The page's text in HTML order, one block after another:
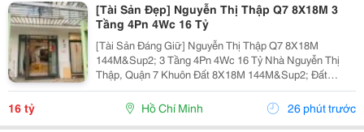
[Tài Sản Đẹp] Nguyễn Thị Thập Q7 8X18M 3
Tầng 4Pn 4Wc 16 Tỷ
[Tài Sản Đáng Giữ] Nguyễn Thị Thập Q7 8X18M
144M&Sup2; 3 Tầng 4Pn 4Wc 16 Tỷ Nhà Nguyễn Thị
Thập, Quận 7 Khuôn Đất 8X18M 144M&Sup2; Đất
Ngang 8M Nhà 3 Tầng 4 Phòng Ngủ &Ndash; 4 Toilet.
Thông Số 8X18M 144M&Sup2; Ngang 8M 3 Tầng 4Pn
4Wc. Điểm Đáng...
16 tỷ Hồ Chí Minh 26 phút trước